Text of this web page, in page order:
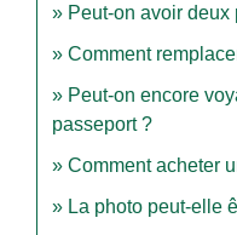
Peut-on avoir deux
Comment
Peut-on encore
passeport ?
Comment acheter
La photo peut-elle